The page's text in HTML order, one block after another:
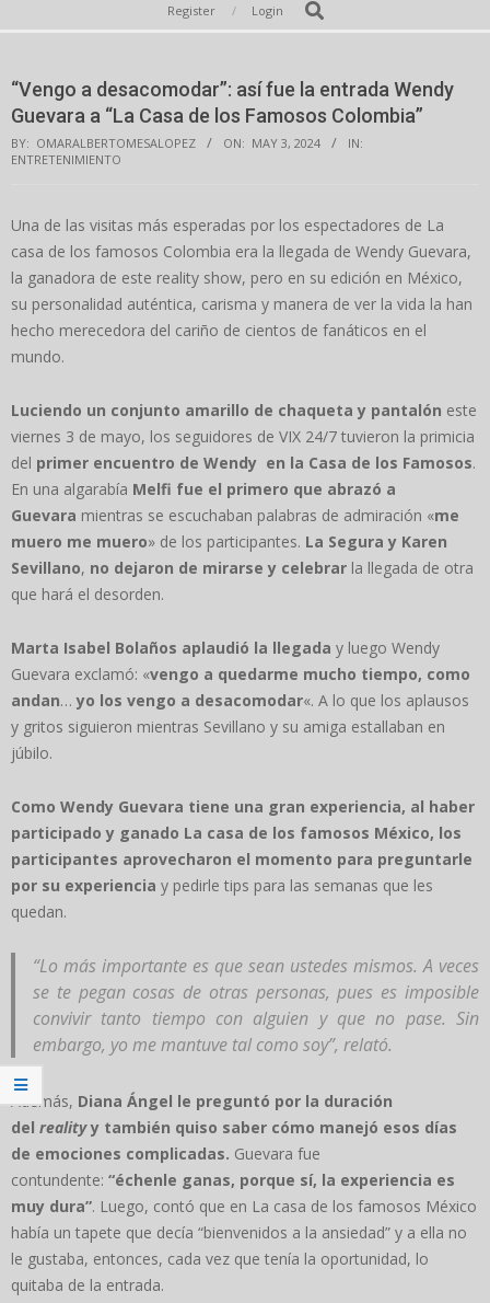
Navigation
Register Login Search
“Vengo a desacomodar”: así fue la entrada Wendy
Guevara a “La Casa de los Famosos Colombia”
BY: OMARALBERTOMESALOPEZ ON: MAY 3, 2024
IN:
ENTRETENIMIENTO
Una de las visitas más esperadas por los espectadores de La
casa de los famosos Colombia era la llegada de Wendy Guevara,
la ganadora de este reality show, pero en su edición en México,
su personalidad auténtica, carisma y manera de ver la vida la han
hecho merecedora del cariño de cientos de fanáticos en el
mundo.
Luciendo un conjunto amarillo de chaqueta y pantalón este
viernes 3 de mayo, los seguidores de VIX 24/7 tuvieron la primicia
del primer encuentro de Wendy en la Casa de los Famosos.
En una algarabía Melfi fue el primero que abrazó a
Guevara mientras se escuchaban palabras de admiración «me
muero me muero» de los participantes. La Segura y Karen
Sevillano, no dejaron de mirarse y celebrar la llegada de otra
que hará el desorden.
Marta Isabel Bolaños aplaudió la llegada y luego Wendy
Guevara exclamó: «vengo a quedarme mucho tiempo, como
andan…yo los vengo a desacomodar«. A lo que los aplausos
y gritos siguieron mientras Sevillano y su amiga estallaban en
júbilo.
Como Wendy Guevara tiene una gran experiencia, al haber
participado y ganado La casa de los famosos México, los
participantes aprovecharon el momento para preguntarle
por su experiencia y pedirle tips para las semanas que les
quedan.
“Lo más importante es que sean ustedes mismos. A veces
se te pegan cosas de otras personas, pues es imposible
convivir tanto tiempo con alguien y que no pase. Sin
embargo, yo me mantuve tal como soy”, relató.
Además, Diana Ángel le preguntó por la duración
del realityy también quiso saber cómo manejó esos días
de emociones complicadas. Guevara fue
contundente: “échenle ganas, porque sí, la experiencia es
muy dura”. Luego, contó que en La casa de los famosos México
había un tapete que decía “bienvenidos a la ansiedad” y a ella no
le gustaba, entonces, cada vez que tenía la oportunidad, lo
quitaba de la entrada.